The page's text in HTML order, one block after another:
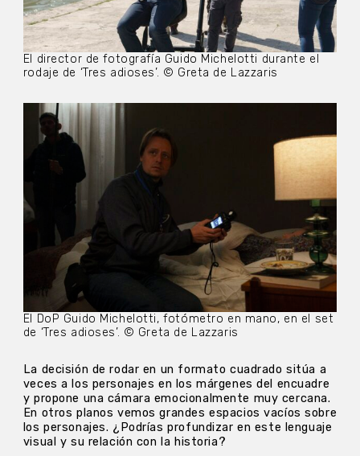
El director de fotografía Guido Michelotti durante el
rodaje de ‘Tres adioses’. © Greta de Lazzaris
El DoP Guido Michelotti, fotómetro en mano, en el set
de ‘Tres adioses’. © Greta de Lazzaris
La decisión de rodar en un formato cuadrado sitúa a
veces a los personajes en los márgenes del encuadre
y propone una cámara emocionalmente muy cercana.
En otros planos vemos grandes espacios vacíos sobre
los personajes. ¿Podrías profundizar en este lenguaje
visual y su relación con la historia?